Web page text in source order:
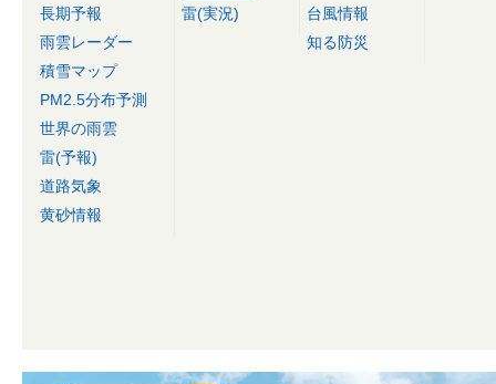
長期予報
雨雲レーダー
積雪マップ
PM2.5分布予測
世界の雨雲
雷(予報)
道路気象
黄砂情報
雷(実況)
台風情報
知る防災